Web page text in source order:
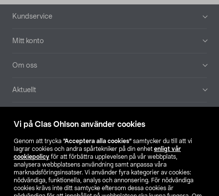
Vi på Clas Ohlson använder cookies
Genom att trycka ”Acceptera alla cookies” samtycker du till att vi
lagrar cookies och andra spårtekniker på din enhet enligt vår
cookiepolicy för att förbättra upplevelsen på vår webbplats,
analysera webbplatsens användning samt anpassa våra
marknadsföringsinsatser. Vi använder fyra kategorier av cookies:
nödvändiga, funktionella, analys och annonsering. För nödvändiga
cookies krävs inte ditt samtycke eftersom dessa cookies är
Sidfot
Kundservice
Mitt konto
Om oss
Aktuellt
Hitta butik
SE NO FI